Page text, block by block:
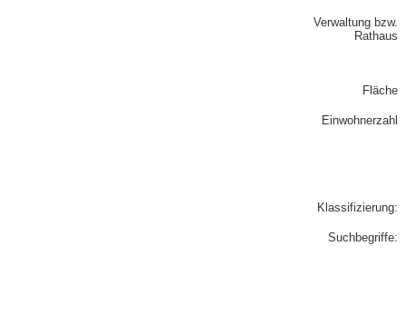
Verwaltung bzw.
Rathaus
Fläche
Einwohnerzahl
Klassifizierung:
Suchbegriffe: